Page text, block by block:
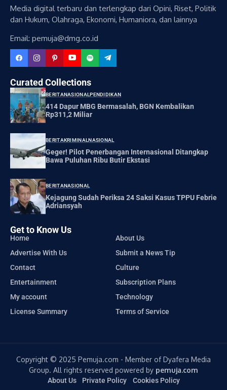
Media digital terbaru dan terlengkap dari Opini, Riset, Politik
dan Hukum, Olahraga, Ekonomi, Humaniora, dan lainnya
Email: pemuja@dmg.co.id
Curated Collections
BERITANASIONALPENDIDIKAN
414 Dapur MBG Bermasalah, BGN Kembalikan
Rp311,2 Miliar
BERITAKRIMINALNASIONAL
Geger! Pilot Penerbangan Internasional Ditangkap
Bawa Puluhan Ribu Butir Ekstasi
BERITANASIONAL
Kejagung Sudah Periksa 24 Saksi Kasus TPPU Febrie
Adriansyah
Get to Know Us
Home
About Us
Advertise With Us
Submit a News Tip
Contact
Culture
Entertainment
Subscription Plans
My account
Technology
License Summary
Terms of Service
Copyright © 2025 Pemuja.com - Member of Dyafera Media
Group. All rights reserved powered by pemuja.com
About Us Private Policy Cookies Policy